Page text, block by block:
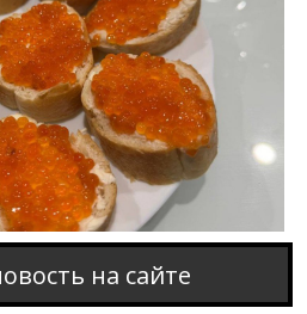
на сайте